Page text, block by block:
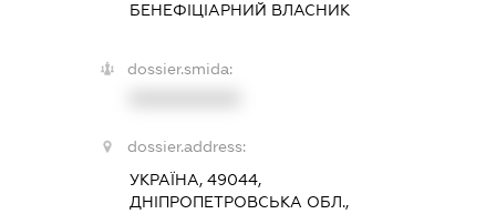
БЕНЕФІЦІАРНИЙ ВЛАСНИК
dossier.smida:
dossier.address:
УКРАЇНА, 49044,
ДНІПРОПЕТРОВСЬКА ОБЛ.,